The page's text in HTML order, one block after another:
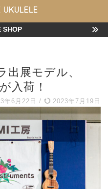
UKULELE
SHOP
出展モデル、
入荷！
年6月22日 / 2023年7月19日